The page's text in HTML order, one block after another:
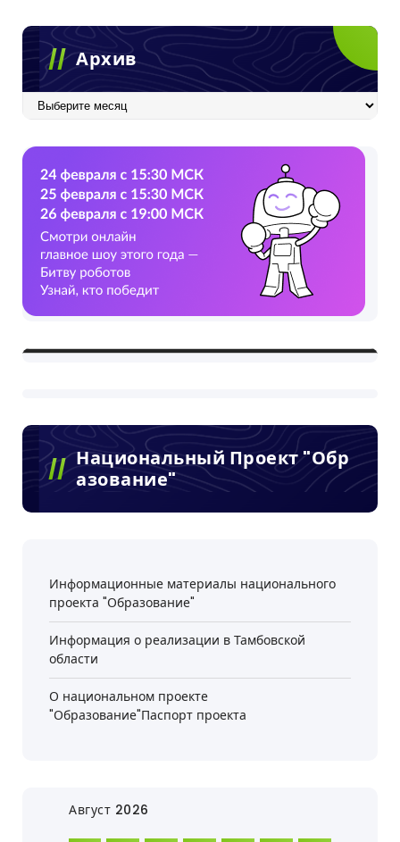
Архив
Архив
Национальный Проект "Обр
Азование"
Информационные материалы национального
проекта "Образование"
Информация о реализации в Тамбовской
области
О национальном проекте
"Образование"Паспорт проекта
Август 2026